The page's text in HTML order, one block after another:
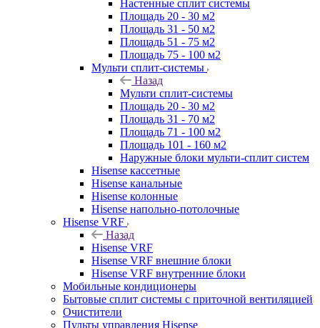
Настенные сплит системы
Площадь 20 - 30 м2
Площадь 31 - 50 м2
Площадь 51 - 75 м2
Площадь 75 - 100 м2
Мульти сплит-системы
Назад
Мульти сплит-системы
Площадь 20 - 30 м2
Площадь 31 - 70 м2
Площадь 71 - 100 м2
Площадь 101 - 160 м2
Наружные блоки мульти-сплит систем
Hisense кассетные
Hisense канальные
Hisense колонные
Hisense напольно-потолочные
Hisense VRF
Назад
Hisense VRF
Hisense VRF внешние блоки
Hisense VRF внутренние блоки
Мобильные кондиционеры
Бытовые сплит системы с приточной вентиляцией
Очистители
Пульты управления Hisense